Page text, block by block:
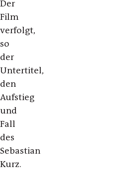
Der
Film
verfolgt,
so
der
Untertitel,
den
Aufstieg
und
Fall
des
Sebastian
Kurz.